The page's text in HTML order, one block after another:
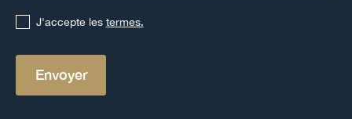
J'accepte les termes.